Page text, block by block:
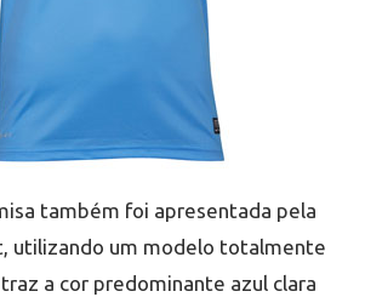
também foi apresentada pela
utilizando um modelo totalmente
a cor predominante azul clara